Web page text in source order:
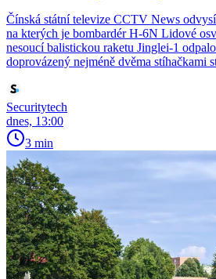
Čínská státní televize CCTV News
na kterých je bombardér H-6N Lidové
nesoucí balistickou raketu Jinglei-1
doprovázený nejméně dvěma stíhačkami
Securitytech
dnes, 13:00
3 min